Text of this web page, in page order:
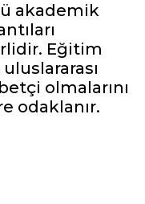
akademik
Eğitim
olmalarını
odaklanır.